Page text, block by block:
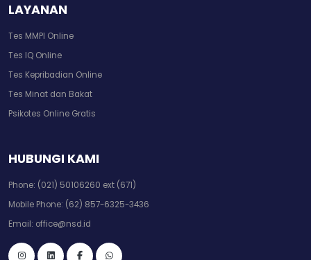
LAYANAN
Tes MMPI Online
Tes IQ Online
Tes Kepribadian Online
Tes Minat dan Bakat
Psikotes Online Gratis
HUBUNGI KAMI
Phone: (021) 50106260 ext (671)
Mobile Phone: (62) 857-6325-3436
Email: office@nsd.id